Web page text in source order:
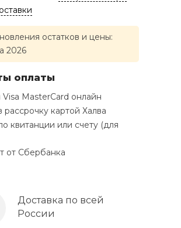
остатков и цены:
2026
оплаты
Visa MasterCard онлайн
рассрочку картой Халва
квитанции или счету (для
от Сбербанка
Доставка по всей
России